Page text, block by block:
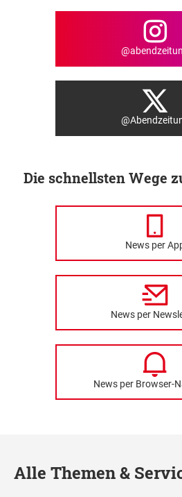
Die schnellsten Wege
News per
News per
News per Browser-
Alle Themen &